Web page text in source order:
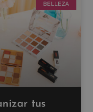
BELLEZA
tus